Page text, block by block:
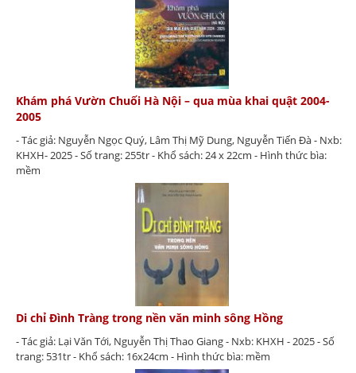
Khám phá Vườn Chuối Hà Nội – qua mùa khai quật 2004-
2005
- Tác giả: Nguyễn Ngọc Quý, Lâm Thị Mỹ Dung, Nguyễn Tiến Đà - Nxb:
KHXH- 2025 - Số trang: 255tr - Khổ sách: 24 x 22cm - Hình thức bìa:
mềm
Di chỉ Đình Tràng trong nền văn minh sông Hồng
- Tác giả: Lại Văn Tới, Nguyễn Thị Thao Giang - Nxb: KHXH - 2025 - Số
trang: 531tr - Khổ sách: 16x24cm - Hình thức bìa: mềm